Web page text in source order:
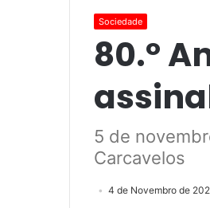
Sociedade
80.º
5 de
Carcavelos
4 de Novembro de